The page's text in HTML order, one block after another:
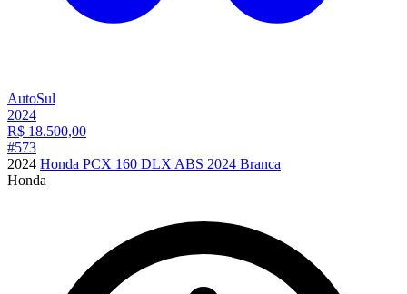
AutoSul
2024
R$ 18.500,00
#573
2024 Honda PCX 160 DLX ABS 2024 Branca
Honda